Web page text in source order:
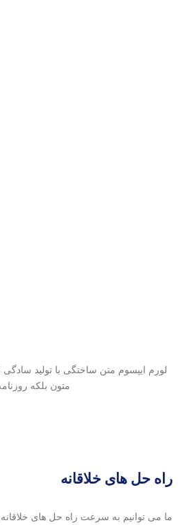
لورم ایپسوم متن ساختگی با تولید
متون بلکه
راه حل های خلاقانه
ما می توانیم به سرعت راه حل های